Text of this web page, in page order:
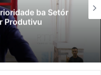
ba Setór
Produtivu